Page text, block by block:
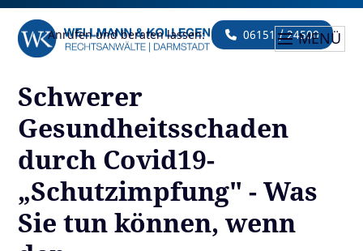
Anrufen und beraten lassen: 06151 / 24500MENÜ
Schwerer
Gesundheitsschaden
durch Covid19-
„Schutzimpfung" - Was
Sie tun können, wenn